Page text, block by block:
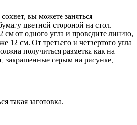
вы можете заняться
цветной стороной на стол.
см от одного угла и проведите линию,
12 см. От третьего и четвертого угла
получиться разметка как на
закрашенные серым на рисунке,
такая заготовка.